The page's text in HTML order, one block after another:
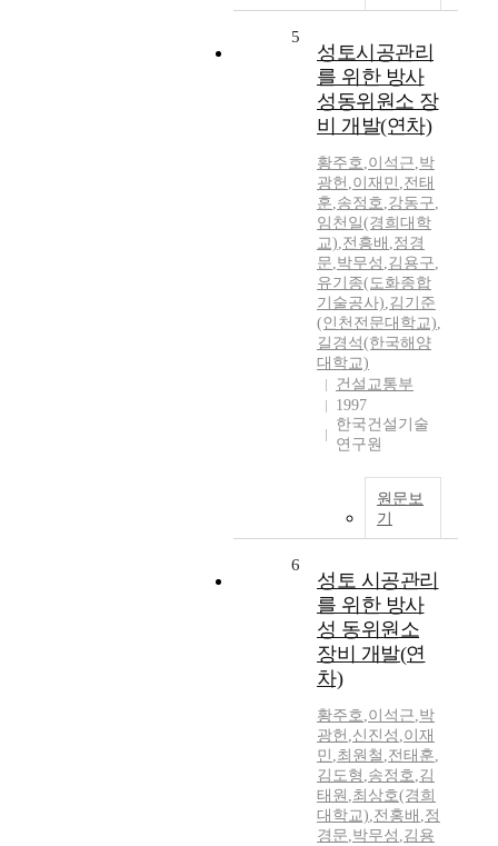
5
성토시공관리
를 위한 방사
성동위원소 장
비 개발(연차)
황주호,이석근,박
광헌 ,이재민 ,전태
훈,송정호,강동구,
임천일(경희대학
교),전흥배 ,정경
문,박무성 ,김용구,
유기종(도화종합
기술공사),김기준
(인천전문대학교),
길경석(한국해양
대학교)
건설교통부
1997
한국건설기술
연구원
원문보
기
6
성토 시공관리
를 위한 방사
성 동위원소
장비 개발(연
차)
황주호,이석근,박
광헌 ,신진성 ,이재
민 ,최원철 ,전태훈,
김도형 ,송정호,김
태원 ,최상호(경희
대학교),전홍배 ,정
경문,박무성 ,김용